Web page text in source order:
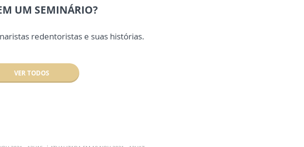
UM SEMINÁRIO?
redentoristas e suas histórias.
VER TODOS